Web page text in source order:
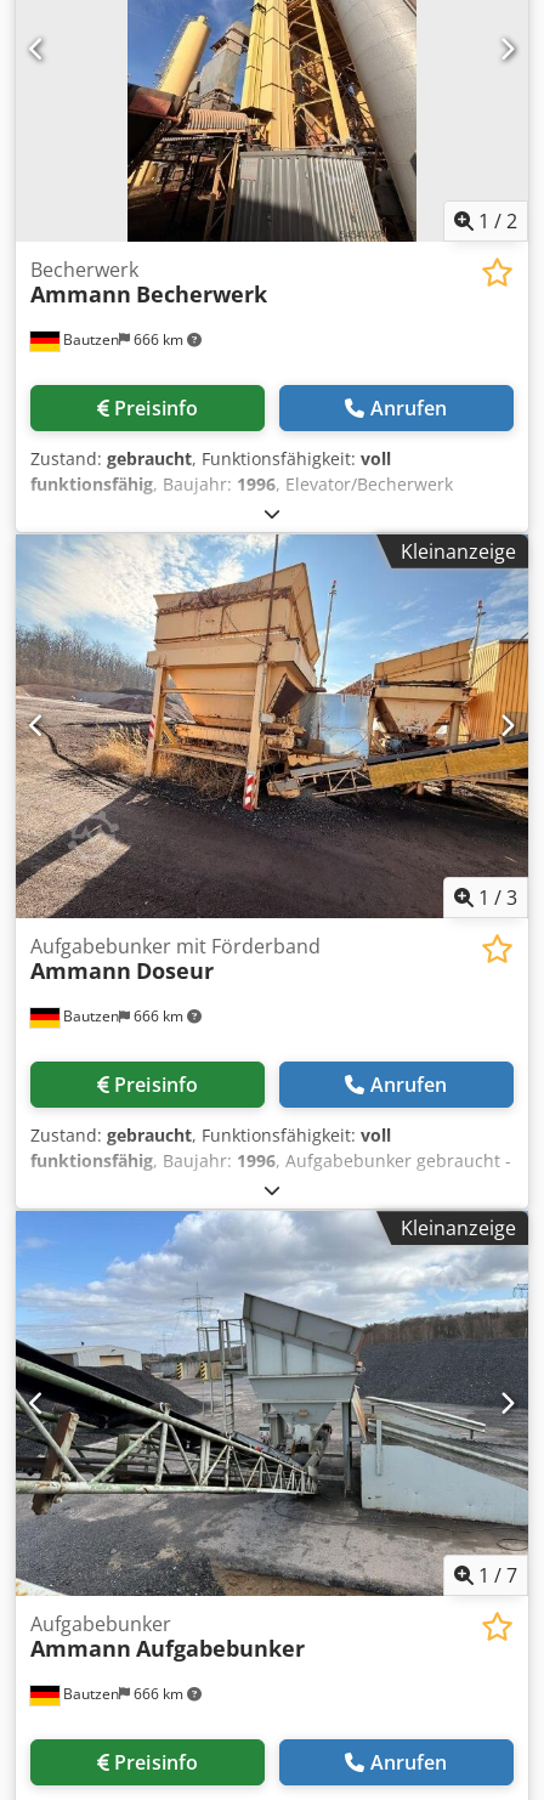
1 /2
Bautzen 666 km
Becherwerk
Ammann Becherwerk
Preisinfo Anrufen
Zustand: gebraucht, Funktionsfähigkeit: voll
funktionsfähig, Baujahr: 1996, Elevator/Becherwerk
Einsatz als RC Material Förderanlage Cedpozq S Dajfx Af
Eorf H 26 m
Kleinanzeige
1 /3
Bautzen 666 km
Aufgabebunker mit Förderband
Ammann Doseur
Preisinfo Anrufen
Zustand: gebraucht, Funktionsfähigkeit: voll
funktionsfähig, Baujahr: 1996, Aufgabebunker gebraucht -
Abzugsband Crodpfx Afozq S Avo Esf -Förderband
Kleinanzeige
1 /7
Bautzen 666 km
Aufgabebunker
Ammann Aufgabebunker
Preisinfo Anrufen